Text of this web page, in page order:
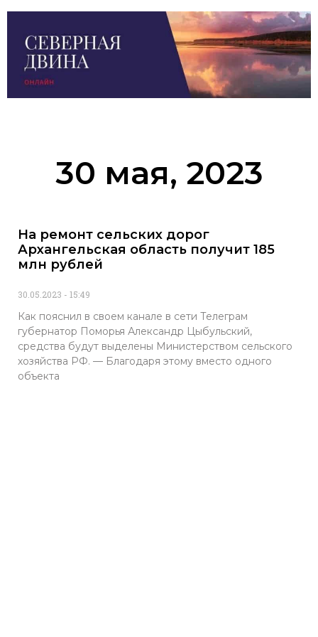
30 мая, 2023
На ремонт сельских дорог
Архангельская область получит 185
млн рублей
30.05.2023 15:49
Как пояснил в своем канале в сети Телеграм
губернатор Поморья Александр Цыбульский,
средства будут выделены Министерством сельского
хозяйства РФ. — Благодаря этому вместо одного
объекта